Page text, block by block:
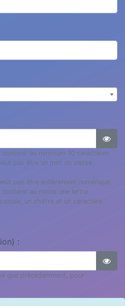
au minimum 10 caractères.
pas être un mot de passe
pas être entièrement numérique.
au moins une lettre
un chiffre et un caractère
:
que précédemment, pour